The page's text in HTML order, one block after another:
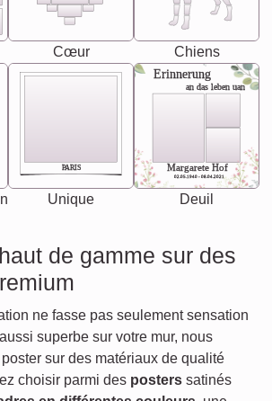
Cœur Chiens
PARIS
Unique
Erinnerung
an das leben uan
Margarete Hof
02.05.1940 - 08.04.2021
Deuil
de gamme sur des
ne fasse pas seulement sensation
superbe sur votre mur, nous
sur des matériaux de qualité
choisir parmi des posters satinés